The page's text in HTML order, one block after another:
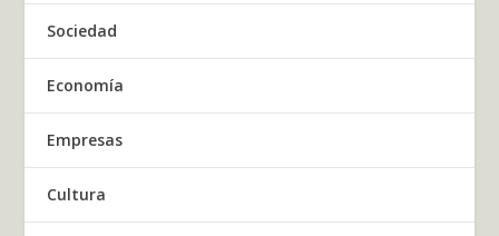
Sociedad
Economía
Empresas
Cultura